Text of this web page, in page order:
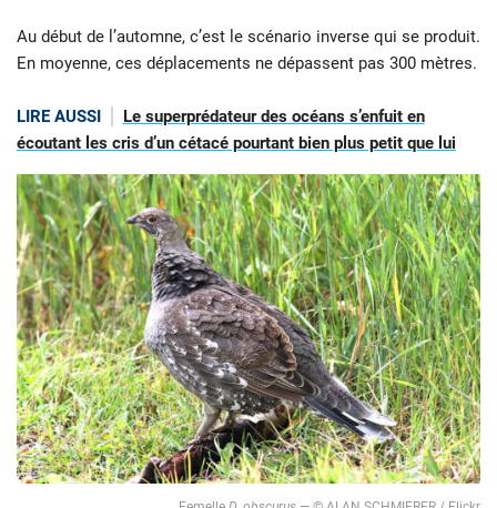
Au début de l’automne, c’est le scénario inverse qui se produit.
En moyenne, ces déplacements ne dépassent pas 300 mètres.
LIRE AUSSI
Le superprédateur des océans s’enfuit en
écoutant les cris d’un cétacé pourtant bien plus petit que lui